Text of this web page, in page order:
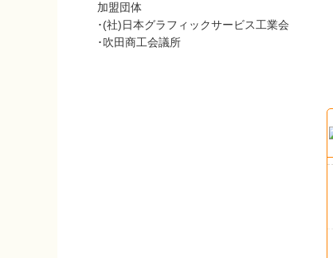
加盟団体
･(社)日本グラフィックサービス工業会
･吹田商工会議所